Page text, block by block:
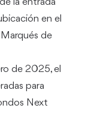
la entrada
en el
de
de 2025, el
para
Next